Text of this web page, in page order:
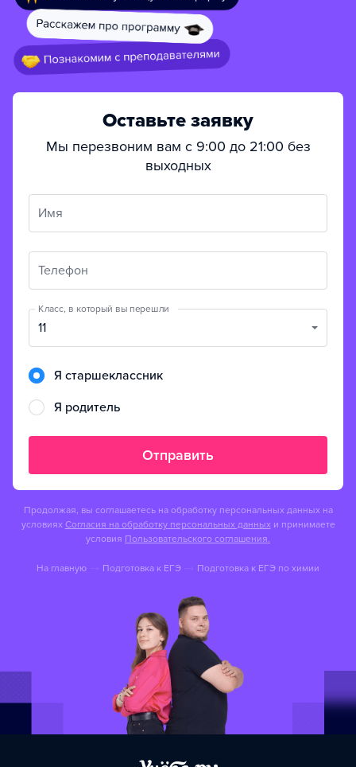
Оставьте заявку
Мы перезвоним вам с 9:00 до 21:00 без
выходных
Имя
Телефон
Класс, в который вы перешли
11
Я старшеклассник
Я родитель
Отправить
Продолжая, вы соглашаетесь на обработку персональных данных на
условиях Согласия на обработку персональных данных и принимаете
условия Пользовательского соглашения.
На главную Подготовка к ЕГЭ Подготовка к ЕГЭ по химии